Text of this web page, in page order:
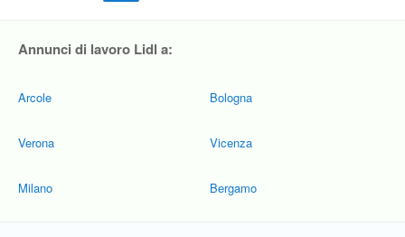
Annunci di lavoro Lidl a:
Arcole
Verona
Milano
Bologna
Vicenza
Bergamo